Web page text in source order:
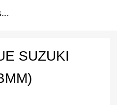
SUZUKI